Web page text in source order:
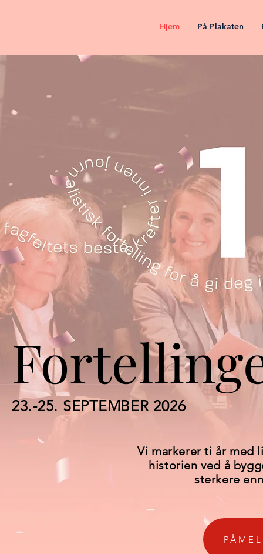
Hjem På Plakaten
23.-25. SEPTEMBER 2026
Vi markerer ti år med
historien ved å
sterkere